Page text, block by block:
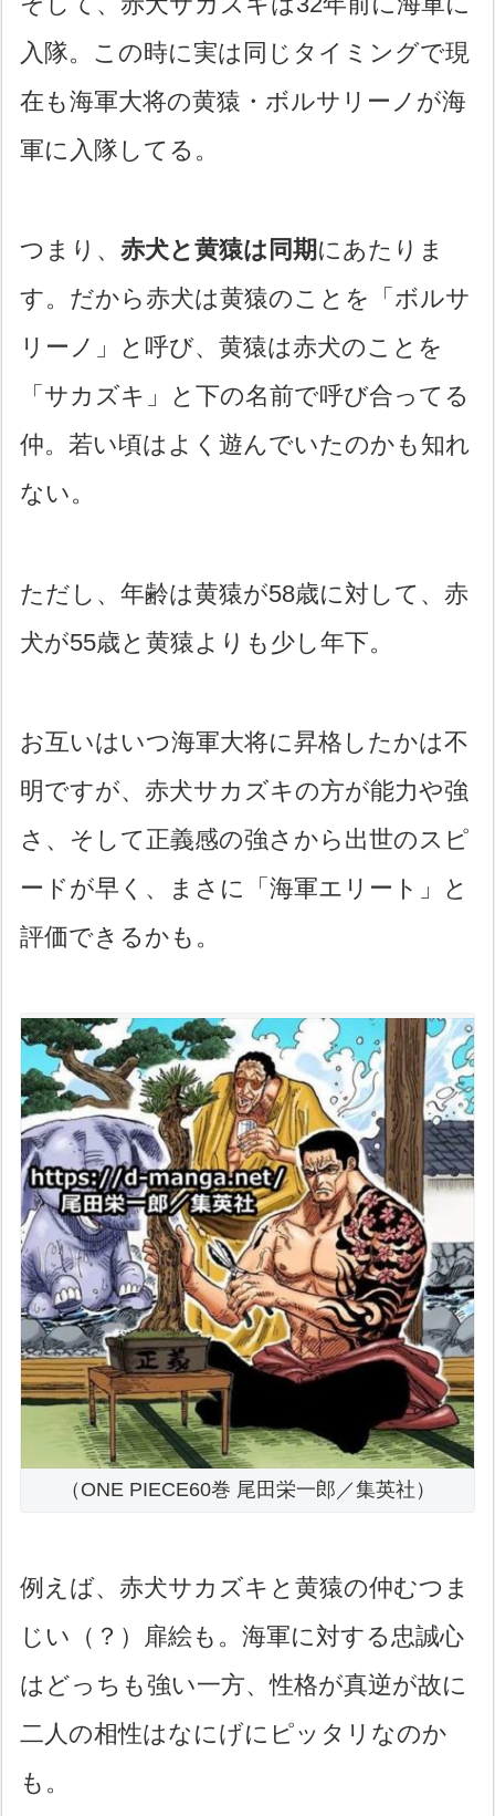
入隊。この時に実は同じタイミングで現
在も海軍大将の黄猿・ボルサリーノが海
軍に入隊してる。
つまり、赤犬と黄猿は同期 にあたりま
す。だから赤犬は黄猿のことを「ボルサ
リーノ」と呼び、黄猿は赤犬のことを
「サカズキ」と下の名前で呼び合ってる
仲。若い頃はよく遊んでいたのかも知れ
ない。
ただし、年齢は黄猿が58歳に対して、赤
犬が55歳と黄猿よりも少し年下。
お互いはいつ海軍大将に昇格したかは不
明ですが、赤犬サカズキの方が能力や強
さ、そして正義感の強さから出世のスピ
ードが早く、まさに「海軍エリート」と
評価できるかも。
（ONE PIECE60巻 尾田栄一郎／集英社）
例えば、赤犬サカズキと黄猿の仲むつま
じい（？）扉絵も。海軍に対する忠誠心
はどっちも強い一方、性格が真逆が故に
二人の相性はなにげにピッタリなのか
も。